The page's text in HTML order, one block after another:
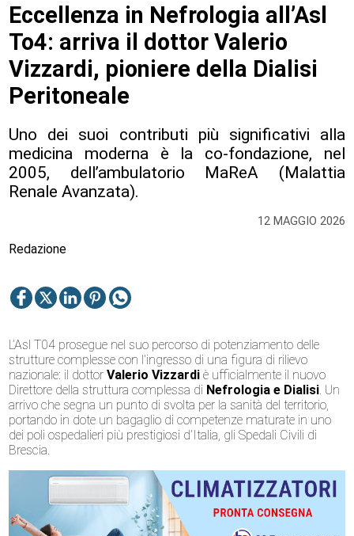
12 MAGGIO 2026
Eccellenza in Nefrologia all’Asl
To4: arriva il dottor Valerio
Vizzardi, pioniere della Dialisi
Peritoneale
Uno dei suoi contributi più significativi alla
medicina moderna è la co-fondazione, nel
2005, dell’ambulatorio MaReA (Malattia
Renale Avanzata).
Redazione
L’Asl T04 prosegue nel suo percorso di potenziamento delle
strutture complesse con l’ingresso di una figura di rilievo
nazionale: il dottorValerio Vizzardi è ufficialmente il nuovo
Direttore della struttura complessa di Nefrologia e Dialisi. Un
arrivo che segna un punto di svolta per la sanità del territorio,
portando in dote un bagaglio di competenze maturate in uno
dei poli ospedalieri più prestigiosi d’Italia, gli Spedali Civili di
Brescia.